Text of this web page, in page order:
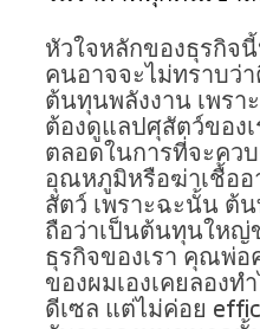
หัวใจหลักของธุรกิจ
คนอาจจะไม่ทราบว่า
ต้นทุนพลังงาน เพราะ
ต้องดูแลปศุสัตว์ของเ
ตลอดในการที่จะคว
อุณหภูมิหรือฆ่าเชื้ออ
สัตว์ เพราะฉะนั้น ต้
ถือว่าเป็นต้นทุนใหญ่
ธุรกิจของเรา คุณพ่
ของผมเองเคยลองทํ
ดีเซล แต่ไม่ค่อย